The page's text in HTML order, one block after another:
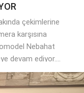
çekimlerine
karşısına
Nebahat
devam ediyor....